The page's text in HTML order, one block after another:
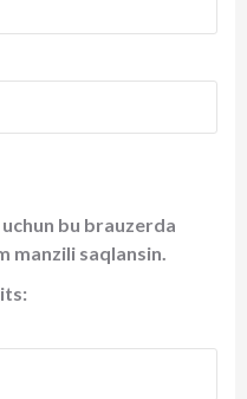
bu brauzerda
manzili saqlansin.